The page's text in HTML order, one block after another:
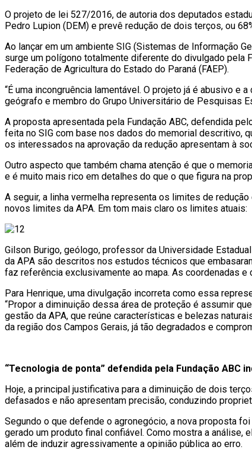
O projeto de lei 527/2016, de autoria dos deputados
Pedro Lupion (DEM) e prevê redução de dois terços, ou
Ao lançar em um ambiente SIG (Sistemas de Informação
surge um polígono totalmente diferente do divulgado pela
Federação de Agricultura do Estado do Paraná (FAEP).
“É uma incongruência lamentável. O projeto já é abusivo
geógrafo e membro do Grupo Universitário de Pesquisas
A proposta apresentada pela Fundação ABC, defendida
feita no SIG com base nos dados do memorial descritivo,
os interessados na aprovação da redução apresentam à
Outro aspecto que também chama atenção é que o
e é muito mais rico em detalhes do que o que figura na
A seguir, a linha vermelha representa os limites de
novos limites da APA. Em tom mais claro os limites atuais:
Gilson Burigo, geólogo, professor da Universidade
da APA são descritos nos estudos técnicos que
faz referência exclusivamente ao mapa. As coordenadas
Para Henrique, uma divulgação incorreta como essa
“Propor a diminuição dessa área de proteção é assumir
gestão da APA, que reúne características e belezas
da região dos Campos Gerais, já tão degradados e
“Tecnologia de ponta” defendida pela Fundação ABC
Hoje, a principal justificativa para a diminuição de dois
defasados e não apresentam precisão, conduzindo
Segundo o que defende o agronegócio, a nova proposta
gerado um produto final confiável. Como mostra a análise,
além de induzir agressivamente a opinião pública ao erro.